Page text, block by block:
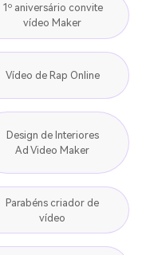
1º aniversário convite
vídeo Maker
Vídeo de Rap Online
Design de Interiores
Ad Video Maker
Parabéns criador de
vídeo